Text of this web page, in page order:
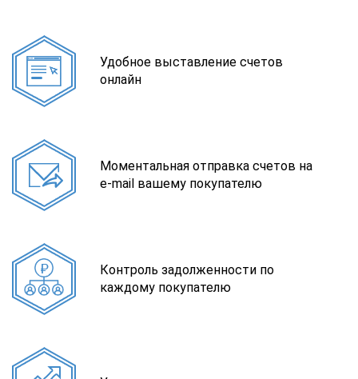
Удобное выставление счетов
онлайн
Моментальная отправка счетов на
e-mail вашему покупателю
Контроль задолженности по
каждому покупателю